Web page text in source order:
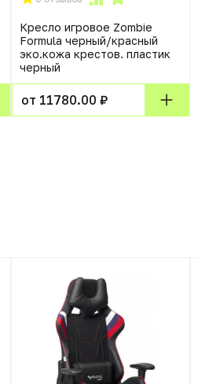
Кресло игровое Zombie
Formula черный/красный
эко.кожа крестов. пластик
черный
от 11780.00 ₽